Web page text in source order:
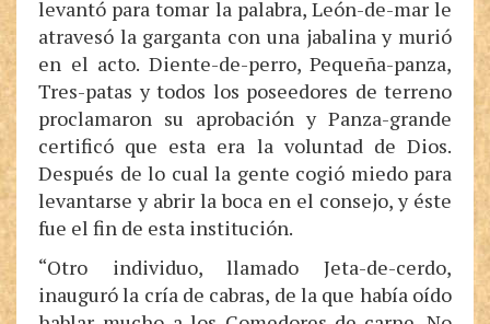
levantó para tomar la palabra, León-de-mar le
atravesó la garganta con una jabalina y murió
en el acto. Diente-de-perro, Pequeña-panza,
Tres-patas y todos los poseedores de terreno
proclamaron su aprobación y Panza-grande
certificó que esta era la voluntad de Dios.
Después de lo cual la gente cogió miedo para
levantarse y abrir la boca en el consejo, y éste
fue el fin de esta institución.
“Otro individuo, llamado Jeta-de-cerdo,
inauguró la cría de cabras, de la que había oído